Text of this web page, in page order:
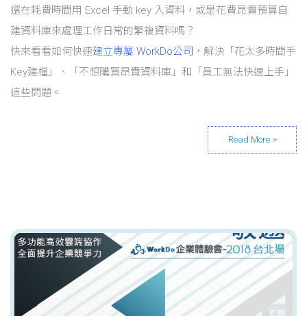
還在耗費時間用 Excel 手動 key 入資料，或是花費昂貴預算自
建資料庫來處理工作日常的繁複資料嗎？
快來看看如何快速建立專屬 WorkDo公司 ，解決「花太多時間手
Key建檔」、「不想購買昂貴資料庫」和「員工無法快速上手」
這些問題。